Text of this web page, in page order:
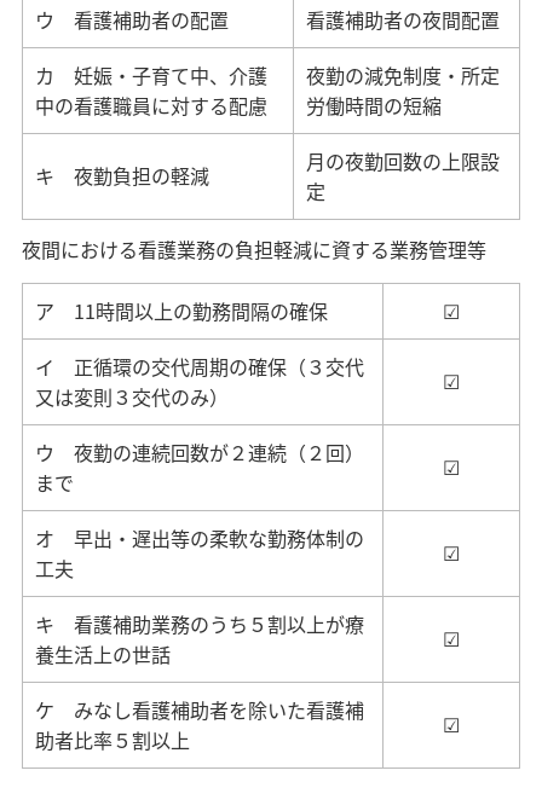
ウ 看護補助者の配置
看護補助者の夜間配置
カ 妊娠・子育て中、介護
中の看護職員に対する配慮
夜勤の減免制度・所定
労働時間の短縮
キ 夜勤負担の軽減
月の夜勤回数の上限設
定
夜間における看護業務の負担軽減に資する業務管理等
ア 11時間以上の勤務間隔の確保
☑
イ 正循環の交代周期の確保（３交代
又は変則３交代のみ）
☑
ウ 夜勤の連続回数が２連続（２回）
まで
☑
オ 早出・遅出等の柔軟な勤務体制の
工夫
☑
キ 看護補助業務のうち５割以上が療
養生活上の世話
☑
ケ みなし看護補助者を除いた看護補
助者比率５割以上
☑